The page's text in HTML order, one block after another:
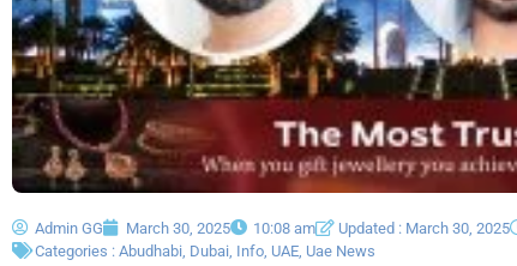
Admin GG March 30, 2025 10:08 am Updated : March 30, 2025
Categories : Abudhabi Dubai Info UAE Uae News